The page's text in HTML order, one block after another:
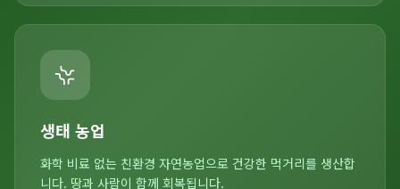
생태 농업
화학 비료 없는 친환경 자연농업으로 건강한 먹거리를 생산합
니다. 땅과 사람이 함께 회복됩니다.